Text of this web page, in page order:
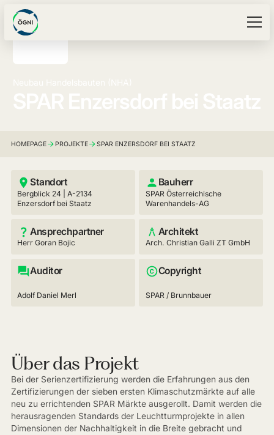
HOMEPAGE PROJEKTE SPAR ENZERSDORF BEI STAATZ
Standort
Bergblick 24 | A-2134
Enzersdorf bei Staatz
Bauherr
SPAR Österreichische
Warenhandels-AG
Ansprechpartner
Herr Goran Bojic
Architekt
Arch. Christian Galli ZT GmbH
Auditor
Adolf Daniel Merl
Copyright
SPAR / Brunnbauer
Über das Projekt
Bei der Serienzertifizierung werden die Erfahrungen aus den
Zertifizierungen der sieben ersten Klimaschutzmärkte auf alle
neu zu errichtenden SPAR Märkte ausgerollt. Damit werden die
herausragenden Standards der Leuchtturmprojekte in allen
Dimensionen der Nachhaltigkeit in die Breite gebracht und